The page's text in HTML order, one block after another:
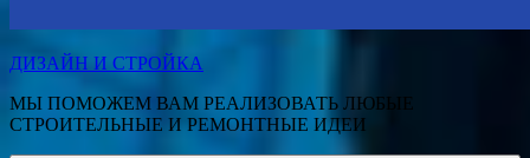
ДИЗАЙН И СТРОЙКА
МЫ ПОМОЖЕМ ВАМ РЕАЛИЗОВАТЬ ЛЮБЫЕ
СТРОИТЕЛЬНЫЕ И РЕМОНТНЫЕ ИДЕИ